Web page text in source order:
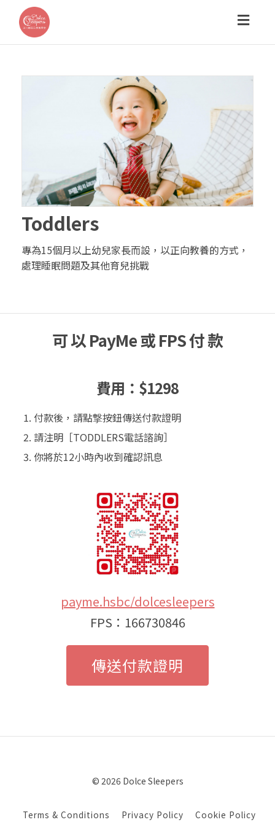
Toddlers
專為15個月以上幼兒家長而設，以正向教養的方式，
處理睡眠問題及其他育兒挑戰
可 以 PayMe 或 FPS 付 款
費用：$1298
付款後，請點撃按鈕傳送付款證明
請注明［TODDLERS電話諮詢］
你將於12小時內收到確認訊息
payme.hsbc/dolcesleepers
FPS：166730846
傳送付款證明
© 2026 Dolce Sleepers
Terms & Conditions Privacy Policy Cookie Policy